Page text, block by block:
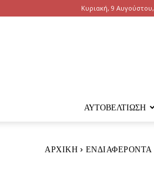
Κυριακή, 9
ΑΥΤΟΒΕΛΤΊΩΣΗ
ΑΡΧΙΚΉ